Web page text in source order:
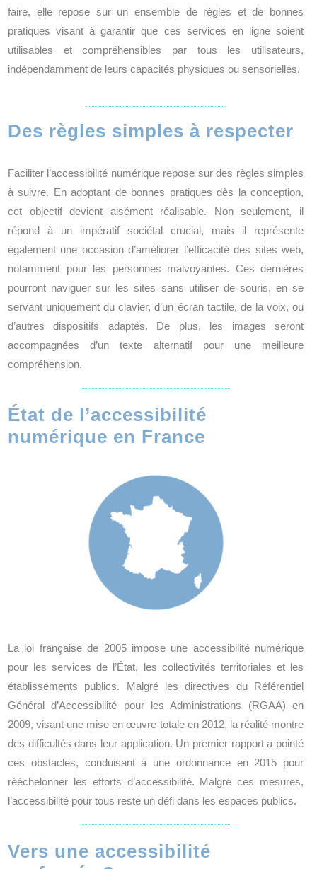
faire, elle repose sur un ensemble de règles et de bonnes
pratiques visant à garantir que ces services en ligne soient
utilisables et compréhensibles par tous les utilisateurs,
indépendamment de leurs capacités physiques ou sensorielles.
Des règles simples à respecter
Faciliter l’accessibilité numérique repose sur des règles simples
à suivre. En adoptant de bonnes pratiques dès la conception,
cet objectif devient aisément réalisable. Non seulement, il
répond à un impératif sociétal crucial, mais il représente
également une occasion d’améliorer l’efficacité des sites web,
notamment pour les personnes malvoyantes. Ces dernières
pourront naviguer sur les sites sans utiliser de souris, en se
servant uniquement du clavier, d’un écran tactile, de la voix, ou
d’autres dispositifs adaptés. De plus, les images seront
accompagnées d’un texte alternatif pour une meilleure
compréhension.
État de l’accessibilité
numérique en France
La loi française de 2005 impose une accessibilité numérique
pour les services de l’État, les collectivités territoriales et les
établissements publics. Malgré les directives du Référentiel
Général d’Accessibilité pour les Administrations (RGAA) en
2009, visant une mise en œuvre totale en 2012, la réalité montre
des difficultés dans leur application. Un premier rapport a pointé
ces obstacles, conduisant à une ordonnance en 2015 pour
rééchelonner les efforts d’accessibilité. Malgré ces mesures,
l’accessibilité pour tous reste un défi dans les espaces publics.
Vers une accessibilité